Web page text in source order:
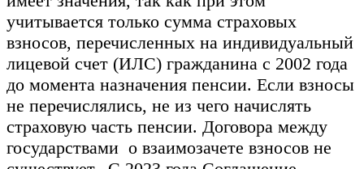
учитывается только сумма страховых
взносов, перечисленных на индивидуальный
лицевой счет (ИЛС) гражданина с 2002 года
до момента назначения пенсии. Если взносы
не перечислялись, не из чего начислять
страховую часть пенсии. Договора между
государствами о взаимозачете взносов не